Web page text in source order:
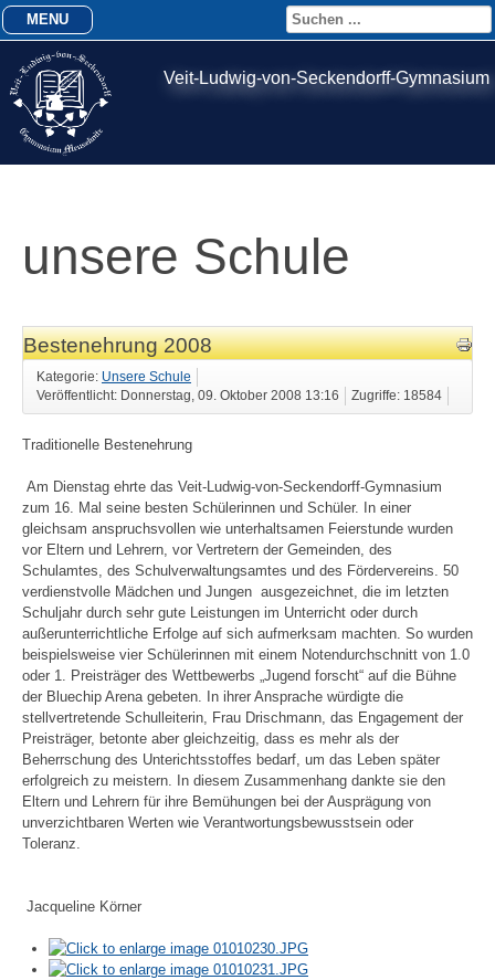
Veit-Ludwig-von-Seckendorff-Gymnasium
MENU
unsere Schule
Bestenehrung 2008
Kategorie: Unsere Schule
Veröffentlicht: Donnerstag, 09. Oktober 2008 13:16
Zugriffe: 18584
Traditionelle Bestenehrung
Am Dienstag ehrte das Veit-Ludwig-von-Seckendorff-Gymnasium
zum 16. Mal seine besten Schülerinnen und Schüler. In einer
gleichsam anspruchsvollen wie unterhaltsamen Feierstunde wurden
vor Eltern und Lehrern, vor Vertretern der Gemeinden, des
Schulamtes, des Schulverwaltungsamtes und des Fördervereins. 50
verdienstvolle Mädchen und Jungen ausgezeichnet, die im letzten
Schuljahr durch sehr gute Leistungen im Unterricht oder durch
außerunterrichtliche Erfolge auf sich aufmerksam machten. So wurden
beispielsweise vier Schülerinnen mit einem Notendurchschnitt von 1.0
oder 1. Preisträger des Wettbewerbs „Jugend forscht“ auf die Bühne
der Bluechip Arena gebeten. In ihrer Ansprache würdigte die
stellvertretende Schulleiterin, Frau Drischmann, das Engagement der
Preisträger, betonte aber gleichzeitig, dass es mehr als der
Beherrschung des Unterichtsstoffes bedarf, um das Leben später
erfolgreich zu meistern. In diesem Zusammenhang dankte sie den
Eltern und Lehrern für ihre Bemühungen bei der Ausprägung von
unverzichtbaren Werten wie Verantwortungsbewusstsein oder
Toleranz.
Jacqueline Körner